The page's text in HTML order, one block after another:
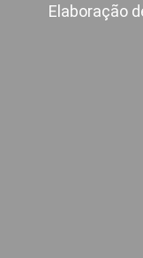
Elaboração